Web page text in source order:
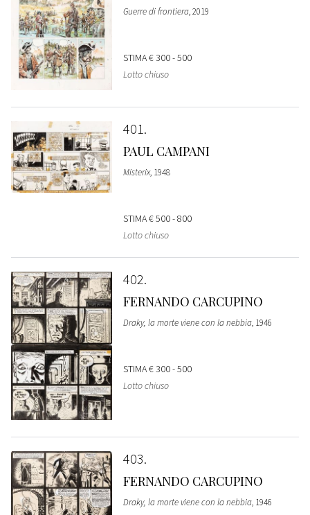
Guerre di frontiera, 2019
STIMA€ 300 - 500
Lotto chiuso
401
PAUL CAMPANI
Misterix, 1948
STIMA€ 500 - 800
Lotto chiuso
402
FERNANDO CARCUPINO
Draky, la morte viene con la nebbia, 1946
STIMA€ 300 - 500
Lotto chiuso
403
FERNANDO CARCUPINO
Draky, la morte viene con la nebbia, 1946